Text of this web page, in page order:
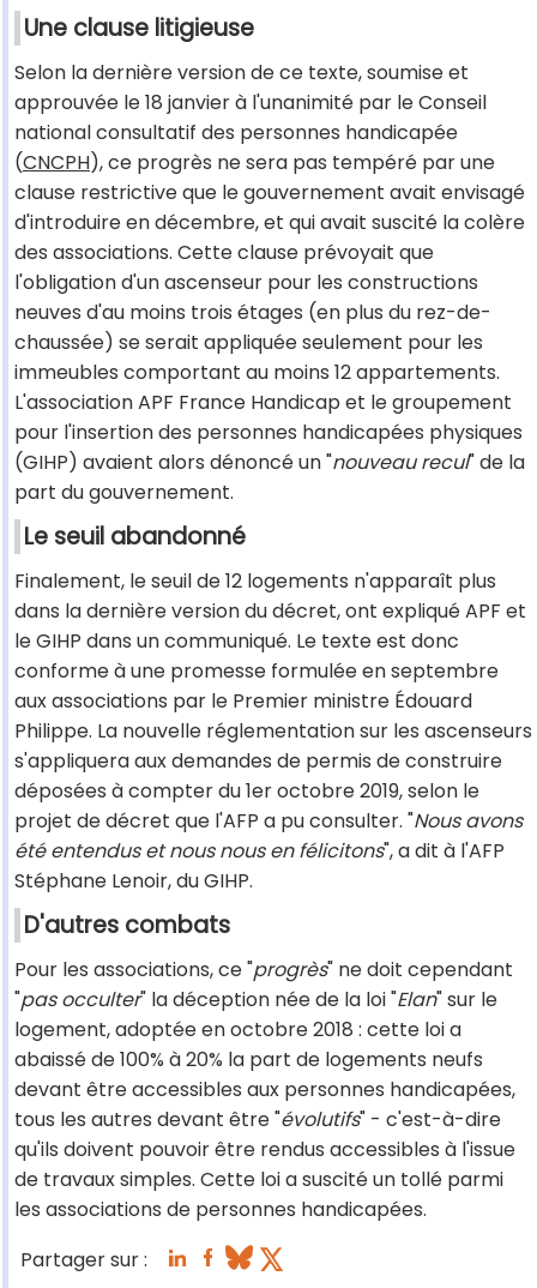
Une clause litigieuse
Selon la dernière version de ce texte, soumise et
approuvée le 18 janvier à l'unanimité par le Conseil
national consultatif des personnes handicapée
(CNCPH), ce progrès ne sera pas tempéré par une
clause restrictive que le gouvernement avait envisagé
d'introduire en décembre, et qui avait suscité la colère
des associations. Cette clause prévoyait que
l'obligation d'un ascenseur pour les constructions
neuves d'au moins trois étages (en plus du rez-de-
chaussée) se serait appliquée seulement pour les
immeubles comportant au moins 12 appartements.
L'association APF France Handicap et le groupement
pour l'insertion des personnes handicapées physiques
(GIHP) avaient alors dénoncé un "nouveau recul" de la
part du gouvernement.
Le seuil abandonné
Finalement, le seuil de 12 logements n'apparaît plus
dans la dernière version du décret, ont expliqué APF et
le GIHP dans un communiqué. Le texte est donc
conforme à une promesse formulée en septembre
aux associations par le Premier ministre Édouard
Philippe. La nouvelle réglementation sur les ascenseurs
s'appliquera aux demandes de permis de construire
déposées à compter du 1er octobre 2019, selon le
projet de décret que l'AFP a pu consulter. "Nous avons
été entendus et nous nous en félicitons", a dit à l'AFP
Stéphane Lenoir, du GIHP.
D'autres combats
Pour les associations, ce "progrès" ne doit cependant
"pas occulter" la déception née de la loi "Elan" sur le
logement, adoptée en octobre 2018 : cette loi a
abaissé de 100% à 20% la part de logements neufs
devant être accessibles aux personnes handicapées,
tous les autres devant être "évolutifs" - c'est-à-dire
qu'ils doivent pouvoir être rendus accessibles à l'issue
de travaux simples. Cette loi a suscité un tollé parmi
les associations de personnes handicapées.
Partager sur :